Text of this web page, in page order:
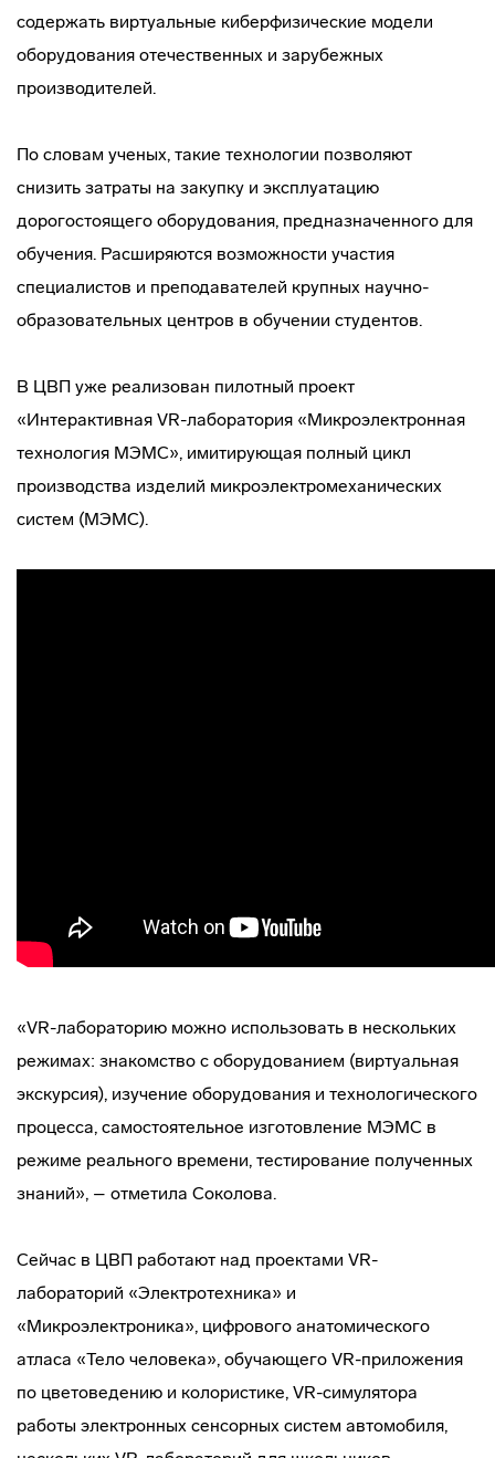
содержать виртуальные киберфизические модели
оборудования отечественных и зарубежных
производителей.
По словам ученых, такие технологии позволяют
снизить затраты на закупку и эксплуатацию
дорогостоящего оборудования, предназначенного для
обучения. Расширяются возможности участия
специалистов и преподавателей крупных научно-
образовательных центров в обучении студентов.
В ЦВП уже реализован пилотный проект
«Интерактивная VR-лаборатория «Микроэлектронная
технология МЭМС», имитирующая полный цикл
производства изделий микроэлектромеханических
систем (МЭМС).
«VR-лабораторию можно использовать в нескольких
режимах: знакомство с оборудованием (виртуальная
экскурсия), изучение оборудования и технологического
процесса, самостоятельное изготовление МЭМС в
режиме реального времени, тестирование полученных
знаний», – отметила Соколова.
Сейчас в ЦВП работают над проектами VR-
лабораторий «Электротехника» и
«Микроэлектроника», цифрового анатомического
атласа «Тело человека», обучающего VR-приложения
по цветоведению и колористике, VR-симулятора
работы электронных сенсорных систем автомобиля,